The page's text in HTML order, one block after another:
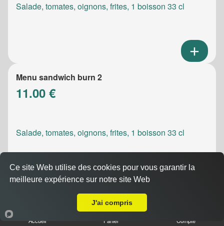
Salade, tomates, oignons, frites, 1 boisson 33 cl
Menu sandwich burn 2
11.00 €
Salade, tomates, oignons, frites, 1 boisson 33 cl
Menu sandwich meatic
10.50 €
Accueil Panier Compte
Ce site Web utilise des cookies pour vous garantir la
meilleure expérience sur notre site Web
J'ai compris